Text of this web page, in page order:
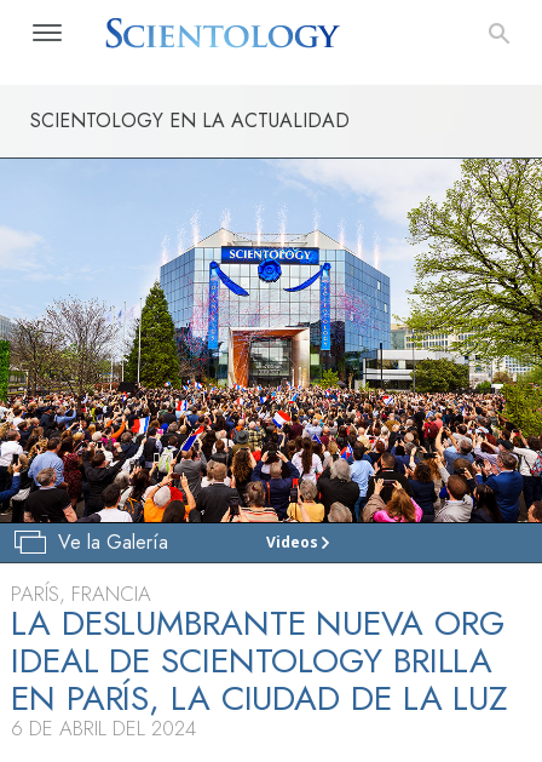
SCIENTOLOGY EN LA ACTUALIDAD
Ve la Galería Videos
IGLESIA
Y
DE
CELEBRIDADES
DEL
PARÍS, FRANCIA
LA DESLUMBRANTE NUEVA ORG
IDEAL DE SCIENTOLOGY BRILLA
EN PARÍS, LA CIUDAD DE LA LUZ
6 DE ABRIL DEL 2024